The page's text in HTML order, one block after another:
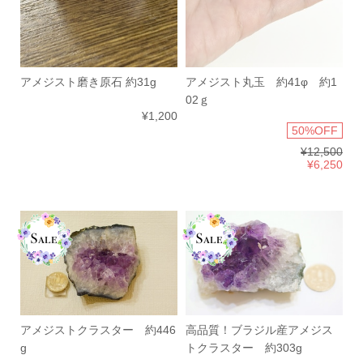
アメジスト磨き原石 約31g
¥1,200
アメジスト丸玉 約41φ 約1
02ｇ
50%OFF
¥12,500
¥6,250
アメジストクラスター 約446
g
高品質！ブラジル産アメジス
トクラスター 約303g